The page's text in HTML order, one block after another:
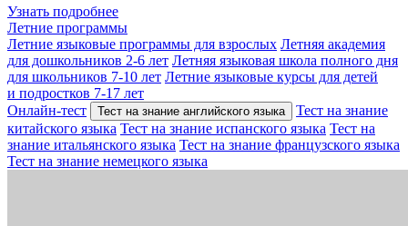
Узнать подробнее
Летние программы
Летние языковые программы для взрослых Летняя академия
для дошкольников 2-6 лет Летняя языковая школа полного дня
для школьников 7-10 лет Летние языковые курсы для детей
и подростков 7-17 лет
Онлайн-тест
Тест на знание английского языка
Тест на знание
китайского языка Тест на знание испанского языка Тест на
знание итальянского языка Тест на знание французского языка
Тест на знание немецкого языка